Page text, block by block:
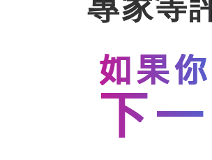
專家等